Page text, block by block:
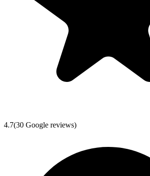
4.7(30 Google reviews)